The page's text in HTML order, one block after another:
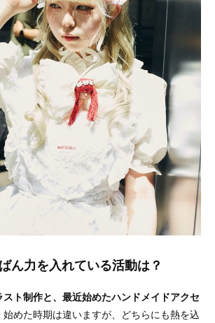
ん力を入れている活動は？
スト制作と、最近始めたハンドメイドアクセ
始めた時期は違いますが、どちらにも熱を込